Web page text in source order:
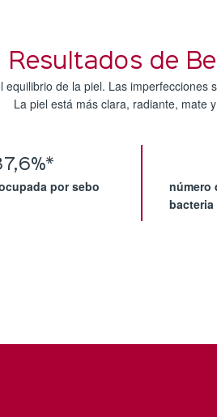
Resultados de
de la piel. Las
La piel está más clara, radiante, mate
por sebo
número